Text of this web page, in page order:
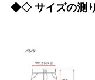
◆◇ サイズの測